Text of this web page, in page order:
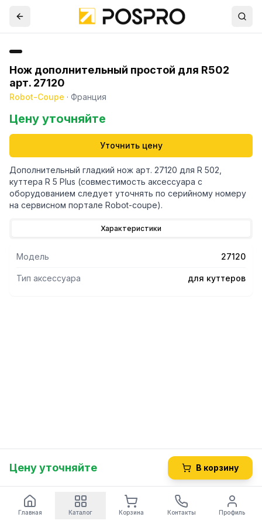
Нож дополнительный простой для R502
арт. 27120
Robot-Coupe · Франция
Цену уточняйте
Уточнить цену
Дополнительный гладкий нож арт. 27120 для R 502,
куттера R 5 Plus (совместимость аксессуара с
оборудованием следует уточнять по серийному номеру
на сервисном портале Robot-coupe).
Характеристики
Модель 27120
Тип аксессуара для куттеров
Цену уточняйте В корзину
Главная Каталог Корзина Контакты Профиль